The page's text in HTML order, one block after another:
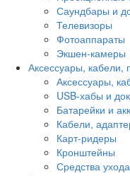
Саундбары и
Телевизоры
Фотоаппараты
Экшен-камеры
Аксессуары, кабели,
Аксессуары,
USB-хабы и
Батарейки и
Кабели,
Карт-ридеры
Кронштейны
Средства